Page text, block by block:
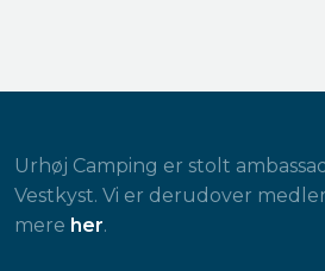
Urhøj Camping er stolt
Vestkyst. Vi er derudover
mere her.